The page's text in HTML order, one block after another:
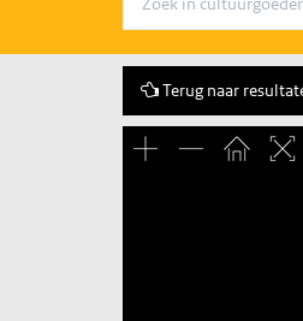
Terug naar